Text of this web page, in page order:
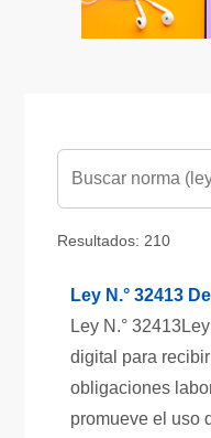
Resultados: 210
Ley N.° 32413
Ley N.°
digital para
obligaciones
promueve el uso